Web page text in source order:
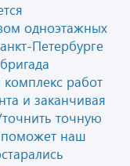
одноэтажных
Петербурге
работ
и заканчивая
точную
поможет наш